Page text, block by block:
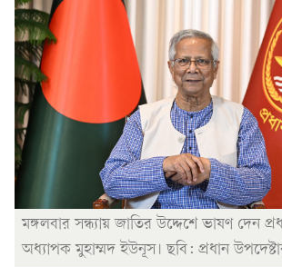
মঙ্গলবার সন্ধ্যায় জাতির উদ্দেশে ভাষণ দেন
অধ্যাপক মুহাম্মদ ইউনূস। ছবি: প্রধান